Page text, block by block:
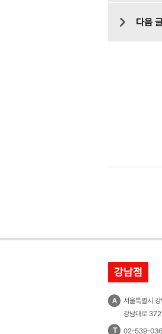
다음
강남점
A
서울특별시
강남대로
T
02-539-